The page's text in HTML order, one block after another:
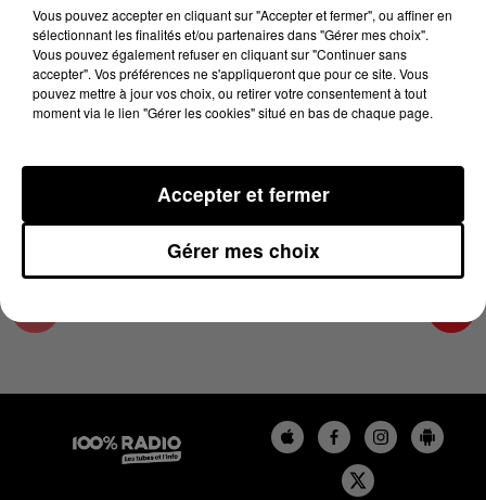
4 juin 2025 - 4 min 15 sec
LES INFOS DU COMMINGES DU 04/06/2025 À
08H59
Podcast infos du Comminges
Vous pouvez accepter en cliquant sur "Accepter et fermer", ou affiner en
sélectionnant les finalités et/ou partenaires dans "Gérer mes choix".
Vous pouvez également refuser en cliquant sur "Continuer sans
accepter". Vos préférences ne s'appliqueront que pour ce site. Vous
pouvez mettre à jour vos choix, ou retirer votre consentement à tout
moment via le lien "Gérer les cookies" situé en bas de chaque page.
Gérer mes choix
Accepter et fermer